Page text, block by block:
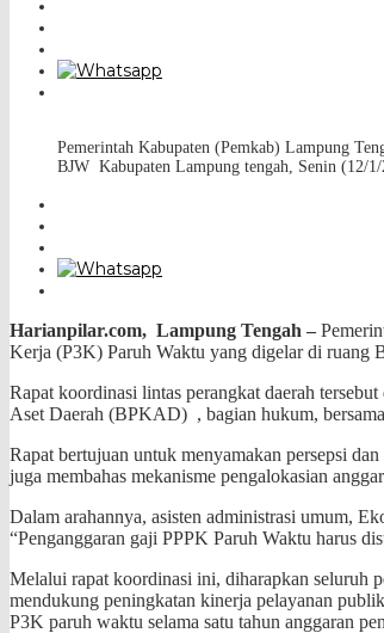
Pemerintah Kabupaten (Pemkab) Lampung
BJW Kabupaten Lampung tengah, Senin (12/1/
Harianpilar.com, Lampung Tengah –
Kerja (P3K) Paruh Waktu yang digelar di ruang
Rapat koordinasi lintas perangkat daerah
Aset Daerah (BPKAD) , bagian hukum,
Rapat bertujuan untuk menyamakan persepsi
juga membahas mekanisme pengalokasian
Dalam arahannya, asisten administrasi umum,
“Penganggaran gaji PPPK Paruh Waktu harus
Melalui rapat koordinasi ini, diharapkan seluruh
mendukung peningkatan kinerja pelayanan
P3K paruh waktu selama satu tahun anggaran